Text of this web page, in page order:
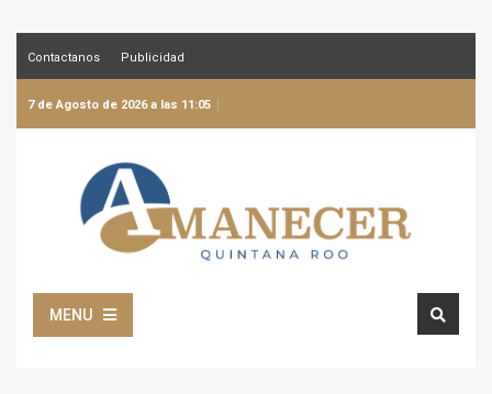
Contactanos Publicidad
7 de Agosto de 2026 a las 11:05
MENU